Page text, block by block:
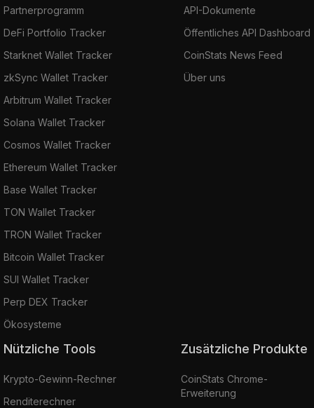
Partnerprogramm
DeFi Portfolio Tracker
Starknet Wallet Tracker
zkSync Wallet Tracker
Arbitrum Wallet Tracker
Solana Wallet Tracker
Cosmos Wallet Tracker
Ethereum Wallet Tracker
Base Wallet Tracker
TON Wallet Tracker
TRON Wallet Tracker
Bitcoin Wallet Tracker
SUI Wallet Tracker
Perp DEX Tracker
Ökosysteme
API-Dokumente
Öffentliches API Dashboard
CoinStats News Feed
Über uns
Nützliche Tools
Krypto-Gewinn-Rechner
Renditerechner
Zusätzliche Produkte
CoinStats Chrome-
Erweiterung